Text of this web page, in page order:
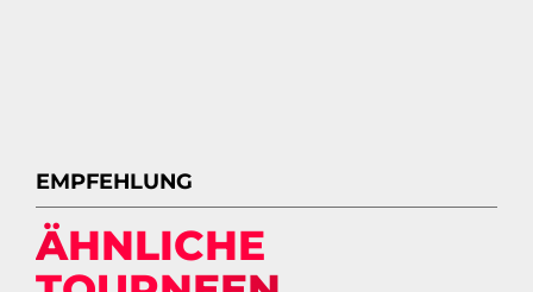
EMPFEHLUNG
ÄHNLICHE